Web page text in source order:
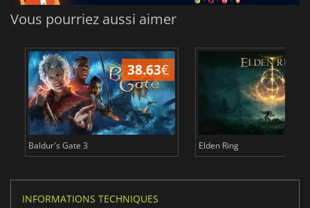
Vous pourriez aussi aimer
38.63€
Baldur's Gate 3 Elden Ring
INFORMATIONS TECHNIQUES